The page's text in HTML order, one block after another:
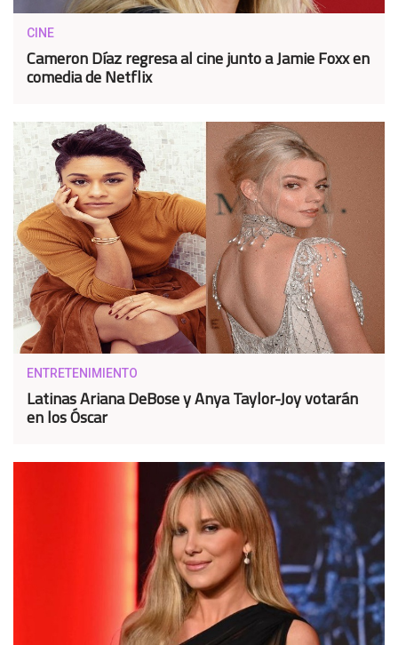
CINE
Cameron Díaz regresa al cine junto a Jamie Foxx en
comedia de Netflix
ENTRETENIMIENTO
Latinas Ariana DeBose y Anya Taylor-Joy votarán
en los Óscar